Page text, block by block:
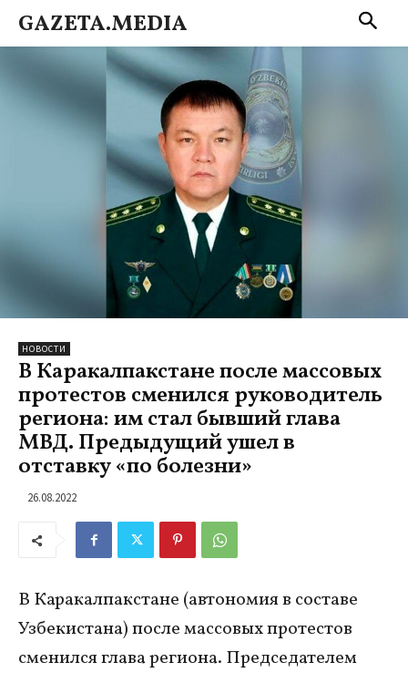
GAZETA.MEDIA
НОВОСТИ
В Каракалпакстане после массовых
протестов сменился руководитель
региона: им стал бывший глава
МВД. Предыдущий ушел в
отставку «по болезни»
26.08.2022
В Каракалпакстане (автономия в составе
Узбекистана) после массовых протестов
сменился глава региона. Председателем